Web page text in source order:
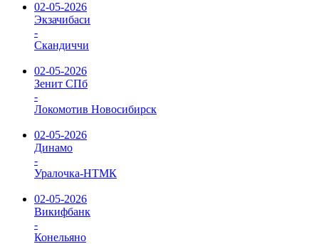
02-05-2026
Экзачибаси
-
Скандиччи
02-05-2026
Зенит СПб
-
Локомотив Новосибирск
02-05-2026
Динамо
-
Уралочка-НТМК
02-05-2026
Викифбанк
-
Конельяно